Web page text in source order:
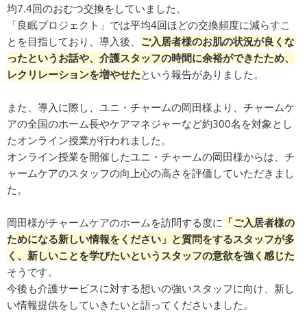
均7.4回のおむつ交換をしていました。
「良眠プロジェクト」では平均4回ほどの交換頻度に減らすこ
とを目指しており、導入後、 ご入居者様のお肌の状況が良くな
ったというお話や、介護スタッフの時間に余裕ができたため、
レクリレーションを増やせたという報告がありました。
また、導入に際し、ユニ・チャームの岡田様より、チャームケ
アの全国のホーム長やケアマネジャーなど約300名を対象とし
たオンライン授業が行われました。
オンライン授業を開催したユニ・チャームの岡田様からは、チ
ャームケアのスタッフの向上心の高さを評価していただきまし
た。
岡田様がチャームケアのホームを訪問する度に 「ご入居者様の
ためになる新しい情報をください」と質問をするスタッフが多
く、新しいことを学びたいというスタッフの意欲を強く感じた
そうです。
今後も介護サービスに対する想いの強いスタッフに向け、新し
い情報提供をしていきたいと語ってくださいました。